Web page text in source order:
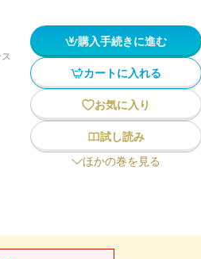
購入手続きに進む
カートに入れる
お気に入り
試し読み
ほかの巻を見る